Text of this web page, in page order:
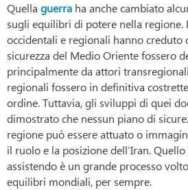
Quella guerra ha anche cambiato
sugli equilibri di potere nella regione.
occidentali e regionali hanno creduto
sicurezza del Medio Oriente fossero
principalmente da attori
regionali fossero in definitiva
ordine. Tuttavia, gli sviluppi di quei
dimostrato che nessun piano di
regione può essere attuato o
il ruolo e la posizione dell’Iran.
assistendo è un grande processo
equilibri mondiali, per sempre.